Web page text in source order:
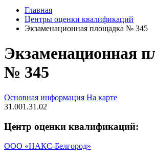
Главная
Центры оценки квалификаций
Экзаменационная площадка № 345
Экзаменационная
№ 345
Основная информация На карте
31.001.31.02
Центр оценки квалификаций:
ООО «НАКС-Белгород»